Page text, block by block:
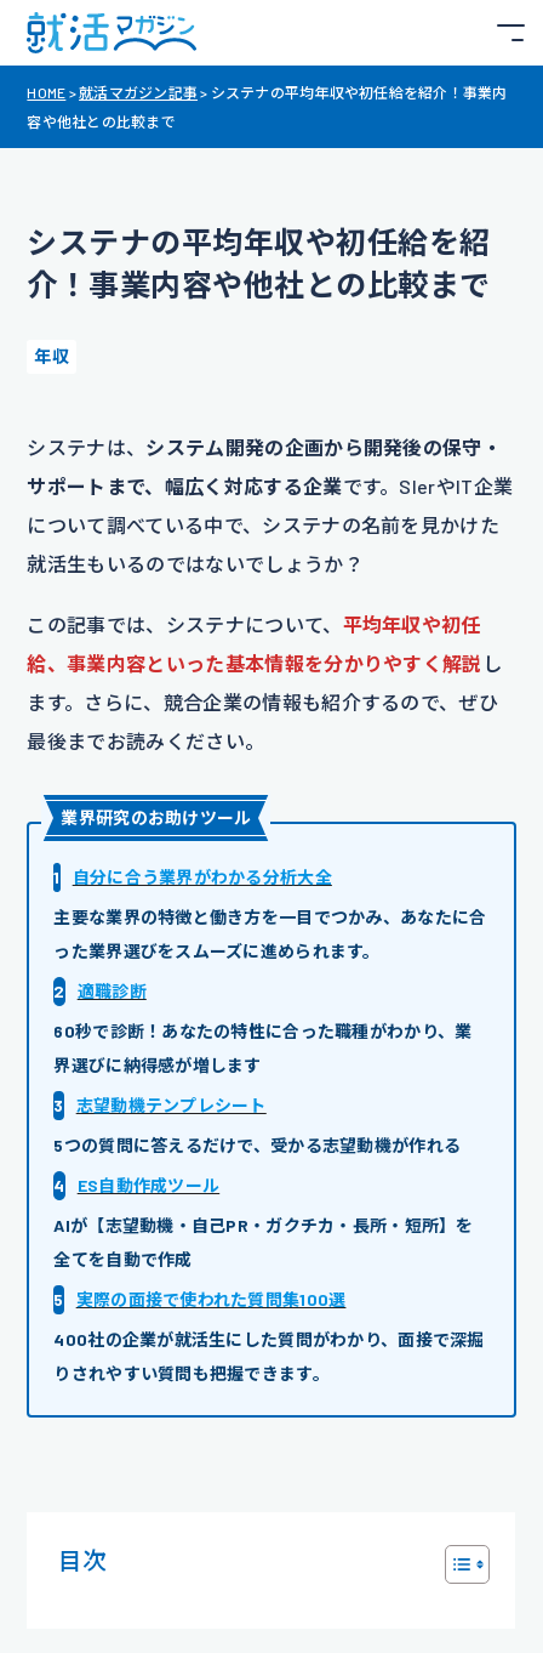
HOME >就活マガジン記事 > システナの平均年収や初任給を紹介！事業内
容や他社との比較まで
システナの平均年収や初任給を紹
介！事業内容や他社との比較まで
年収
システナは、 システム開発の企画から開発後の保守・
サポートまで、幅広く対応する企業です。SIerやIT企業
について調べている中で、システナの名前を見かけた
就活生もいるのではないでしょうか？
この記事では、システナについて、 平均年収や初任
給、事業内容といった基本情報を分かりやすく解説 し
ます。さらに、競合企業の情報も紹介するので、ぜひ
最後までお読みください。
業界研究のお助けツール
1
自分に合う業界がわかる分析大全
主要な業界の特徴と働き方を一目でつかみ、あなたに合
った業界選びをスムーズに進められます。
2
適職診断
60秒で診断！あなたの特性に合った職種がわかり、業
界選びに納得感が増します
3
志望動機テンプレシート
5つの質問に答えるだけで、受かる志望動機が作れる
4
ES自動作成ツール
AIが【志望動機・自己PR・ガクチカ・長所・短所】を
全てを自動で作成
5
実際の面接で使われた質問集100選
400社の企業が就活生にした質問がわかり、面接で深掘
りされやすい質問も把握できます。
目次